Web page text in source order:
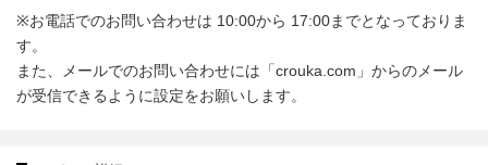
※お電話でのお問い合わせは 10:00から 17:00までとなっておりま
す。
また、メールでのお問い合わせには「crouka.com」からのメール
が受信できるように設定をお願いします。